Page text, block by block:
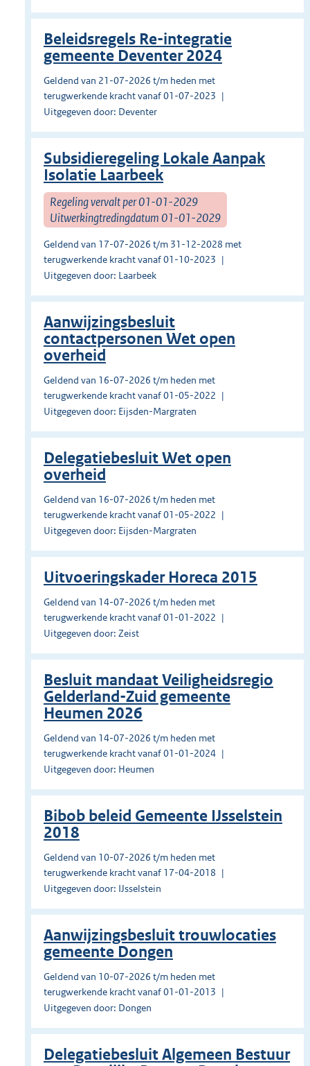
Beleidsregels Re-integratie
gemeente Deventer 2024
Geldend van 21-07-2026 t/m heden met
terugwerkende kracht vanaf 01-07-2023
Uitgegeven door: Deventer
Subsidieregeling Lokale Aanpak
Isolatie Laarbeek
Regeling vervalt per 01-01-2029
Uitwerkingtredingdatum 01-01-2029
Geldend van 17-07-2026 t/m 31-12-2028 met
terugwerkende kracht vanaf 01-10-2023
Uitgegeven door: Laarbeek
Aanwijzingsbesluit
contactpersonen Wet open
overheid
Geldend van 16-07-2026 t/m heden met
terugwerkende kracht vanaf 01-05-2022
Uitgegeven door: Eijsden-Margraten
Delegatiebesluit Wet open
overheid
Geldend van 16-07-2026 t/m heden met
terugwerkende kracht vanaf 01-05-2022
Uitgegeven door: Eijsden-Margraten
Uitvoeringskader Horeca 2015
Geldend van 14-07-2026 t/m heden met
terugwerkende kracht vanaf 01-01-2022
Uitgegeven door: Zeist
Besluit mandaat Veiligheidsregio
Gelderland-Zuid gemeente
Heumen 2026
Geldend van 14-07-2026 t/m heden met
terugwerkende kracht vanaf 01-01-2024
Uitgegeven door: Heumen
Bibob beleid Gemeente IJsselstein
2018
Geldend van 10-07-2026 t/m heden met
terugwerkende kracht vanaf 17-04-2018
Uitgegeven door: IJsselstein
Aanwijzingsbesluit trouwlocaties
gemeente Dongen
Geldend van 10-07-2026 t/m heden met
terugwerkende kracht vanaf 01-01-2013
Uitgegeven door: Dongen
Delegatiebesluit Algemeen Bestuur